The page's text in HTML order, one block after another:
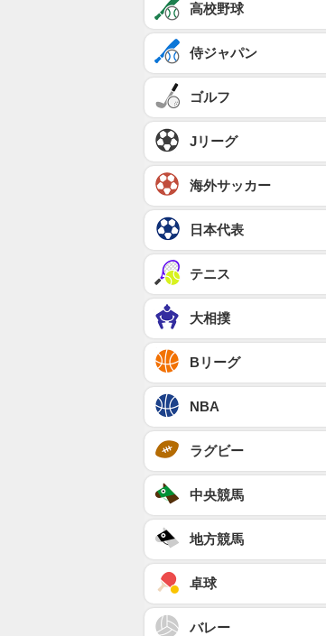
高校野球
侍ジャパン
ゴルフ
Jリーグ
海外サッカー
日本代表
テニス
大相撲
Bリーグ
NBA
ラグビー
中央競馬
地方競馬
卓球
バレー